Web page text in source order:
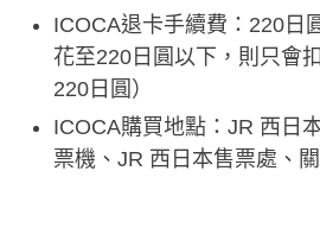
ICOCA退卡手續費：220日
花至220日圓以下，則只會
220日圓）
ICOCA購買地點：JR 西日
票機、JR 西日本售票處、